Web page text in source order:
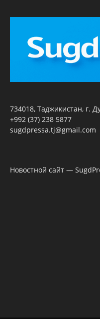
734018, Таджикистан, г.
+992 (37) 238 5877
sugdpressa.tj@gmail.com
Новостной сайт —